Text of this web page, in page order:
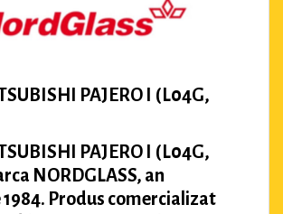
PAJERO I (L04G,
PAJERO I (L04G,
NORDGLASS, an
Produs comercializat